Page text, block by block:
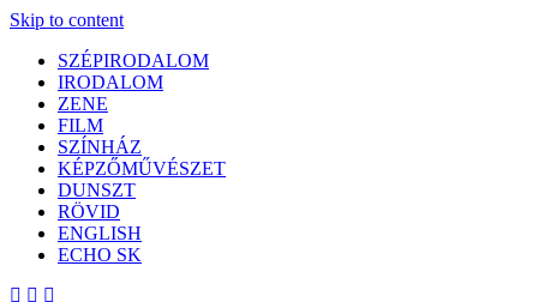
Skip to content
SZÉPIRODALOM
IRODALOM
ZENE
FILM
SZÍNHÁZ
KÉPZŐMŰVÉSZET
DUNSZT
RÖVID
ENGLISH
ECHO SK